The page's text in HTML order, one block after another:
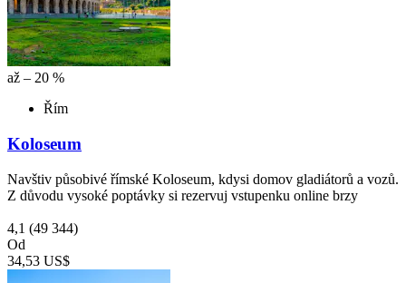
až – 20 %
Řím
Koloseum
Navštiv působivé římské Koloseum, kdysi domov gladiátorů a vozů.
Z důvodu vysoké poptávky si rezervuj vstupenku online brzy
4,1 (49 344)
Od
34,53 US$